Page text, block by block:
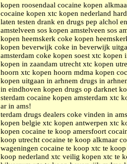
kopen roosendaal cocaine kopen
cocaine kopen xtc kopen nederland
laten testen drank en drugs pep alchol
amstelveen sos kopen amstelveen sos
kopen heemskerk coke kopen
kopen beverwijk coke in beverwijk
amsterdam coke kopen soest xtc kopen
kopen in zaandam utrecht xtc kopen
hoorn xtc kopen hoorn mdma kopen
kopen uitgaan in arhnem drugs in
in eindhoven kopen drugs op darknet
sterdam cocaine kopen amsterdam xtc
ar in ams!
terdam drugs dealers coke vinden in
kopen belgie xtc kopen antwerpen xtc
kopen cocaine te koop amersfoort
koop utrecht cocaine te koop alkmaar
wageningen cocaine te koop xtc te
koop nederland xtc veilig kopen xtc te